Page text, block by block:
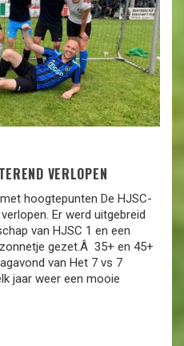
VERLOPEN
hoogtepunten De HJSC-
Er werd uitgebreid
van HJSC 1 en een
gezet.Â 35+ en 45+
van Het 7 vs 7
jaar weer een mooie